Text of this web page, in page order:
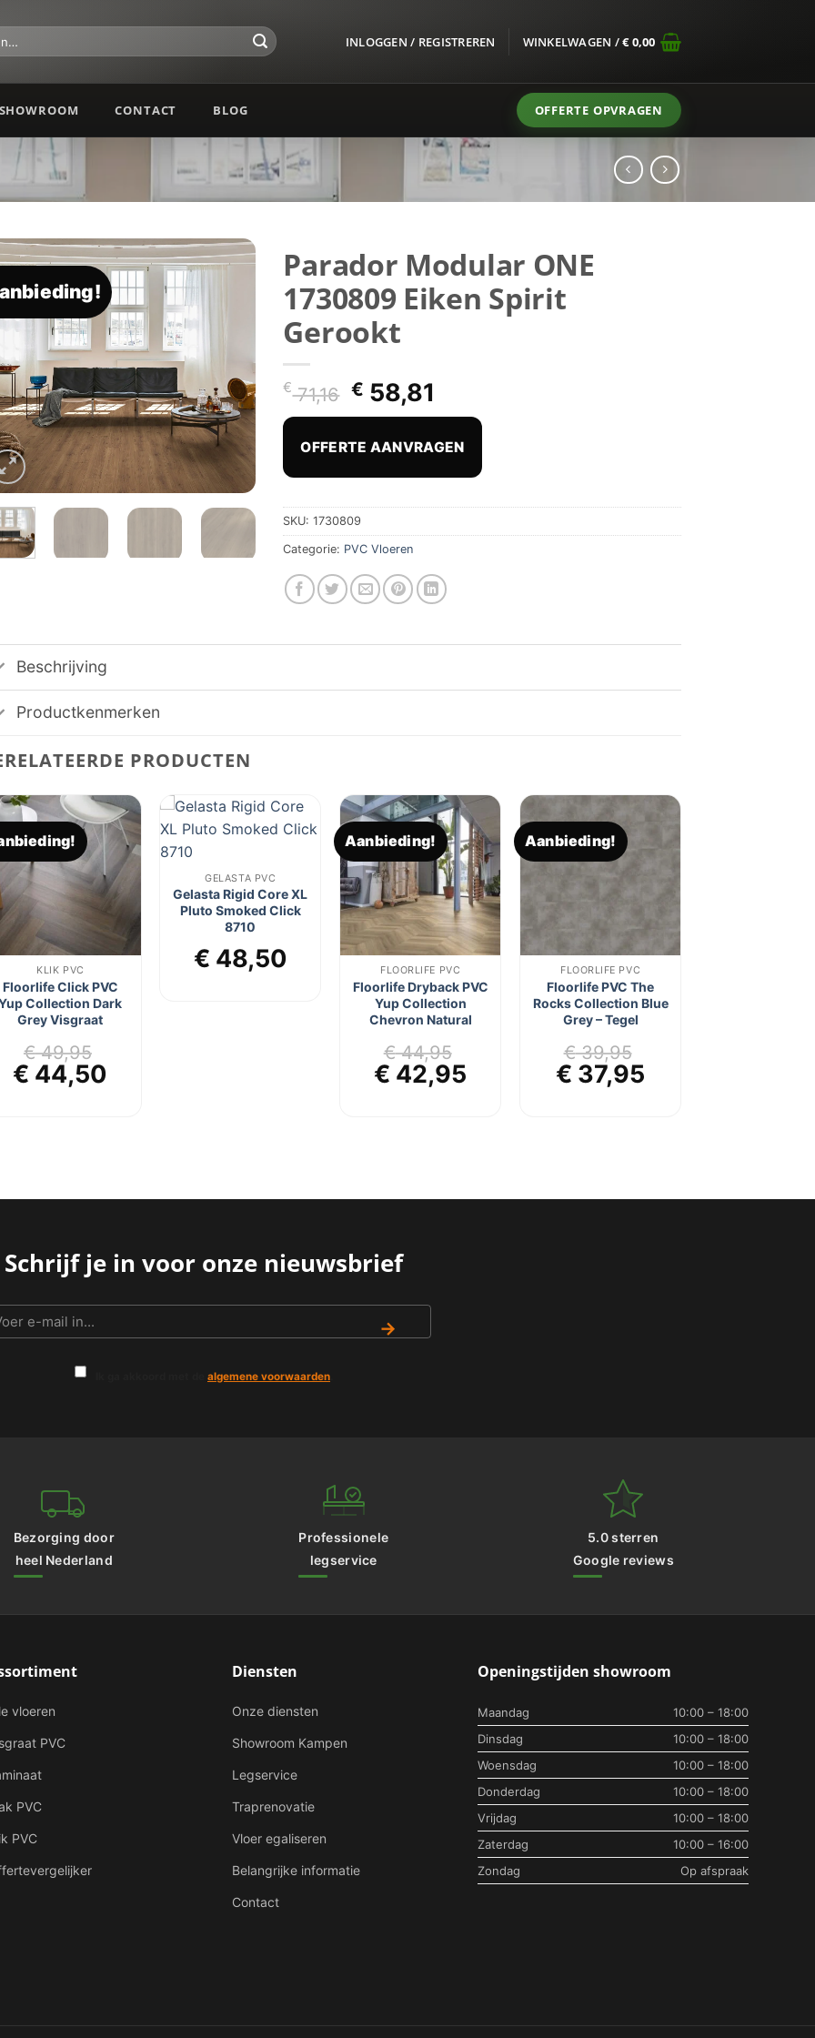
INLOGGEN / REGISTREREN WINKELWAGEN /€0,00
SHOWROOM CONTACT BLOG OFFERTE OPVRAGEN
Toevoegen
verlanglijst
Parador Modular ONE
1730809 Eiken Spirit
Gerookt
€71,16 Oorspronkelijke
prijs
was:
€ 71,16.
€ 58,81
prijs
is:
€ 58,81.
OFFERTE AANVRAGEN
SKU:1730809
Categorie: PVC Vloeren
Beschrijving
Productkenmerken
PRODUCTEN
Toevoegen
aan
verlanglijst
KLIK PVC
Floorlife Click PVC
Collection Dark
Grey Visgraat
€49,95
Oorspronkelijke
€ 44,50
GELASTA PVC
Gelasta Rigid Core XL
Pluto Smoked Click
8710
€ 48,50
Aanbieding!Toevoegen
aan
verlanglijst
FLOORLIFE PVC
Floorlife Dryback PVC
Yup Collection
Chevron Natural
€44,95
Oorspronkelijke
prijs
€ 42,95 Huidige
Aanbieding!Toevoegen
verlanglijst
FLOORLIFE PVC
Floorlife PVC The
Rocks Collection Blue
Grey – Tegel
€39,95
Oorspronkelijke
prijs
€ 37,95
Schrijf je in voor onze nieuwsbrief
→
algemene voorwaarden
Bezorging door
heel Nederland
Professionele
legservice
5.0 sterren
Google reviews
vloeren
PVC
PVC
PVC
Diensten
Onze diensten
Showroom Kampen
Legservice
Traprenovatie
Vloer egaliseren
Belangrijke informatie
Contact
Openingstijden showroom
Maandag
10:00 – 18:00
Dinsdag
10:00 – 18:00
Woensdag
10:00 – 18:00
Donderdag
10:00 – 18:00
Vrijdag
10:00 – 18:00
Zaterdag
10:00 – 16:00
Zondag
Op afspraak